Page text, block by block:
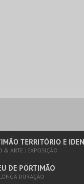
TERRITÓRIO E
& ARTE | EXPOSIÇÃO
DE PORTIMÃO
DURAÇÃO